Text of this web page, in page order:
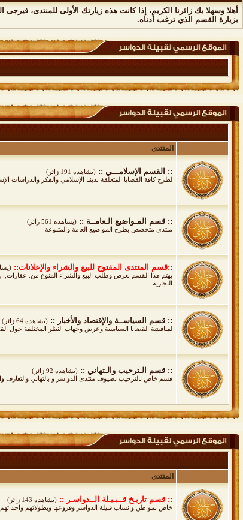
أهلا وسهلا بك زائرنا الكريم، إذا كانت هذه زيارتك الأولى للمنتدى، فيرجى
بزيارة القسم الذي ترغب أدناه.
المنتدى
:: القسم الإسلامـــي :: (يشاهده 191 زائر)
لطرح كافة القضايا المتعلقة بديننا الإسلامي والفكر والدراسات
:: قسم المـواضيع الـعامــة :: (يشاهده 561 زائر)
منتدى متخصص بطرح المواضيع العامة والمتنوعة
::قسم المنتدى المفتوح للبيع والشراء والإعلانات::
يهتم هذا القسم بعرض وطلب البيع والشراء المنوع من: عقارات,
التجارية.
:: قسم السياســة والإقتصاد والأخبار :: (يشاهده 64 زائر)
لمناقشة القضايا السياسية وعرض وجهات النظر المختلفة حول
:: قسم الـترحيب والـتهاني :: (يشاهده 92 زائر)
قسم خاص بالترحيب بضيوف منتدى الدواسر و بالتهاني والتعارف
المنتدى
:: قسم تاريـخ قــبـيـلة الــدواسـر :: (يشاهده 143 زائر)
خاص بمواطن وانساب قبيلة الدواسر وفروعها وبطولاتهم واحداثهم